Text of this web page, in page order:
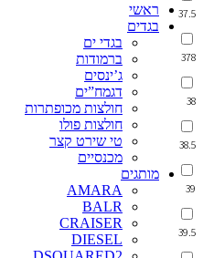
37.5
378
38
38.5
39
39.5
ראשי
בגדים
בגדי ים
ברמודות
ג’ינסים
דגמח”ים
חולצות מכופתרות
חולצות פולו
טי שירט קצר
מכנסיים
מותגים
AMARA
BALR
CRAISER
DIESEL